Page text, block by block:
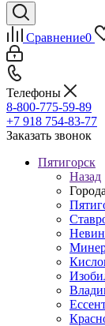
Сравнение0
Телефоны
8-800-775-59-89
+7 918 754-83-77
Заказать звонок
Пятигорск
Назад
Города